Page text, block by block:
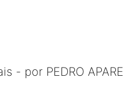
por PEDRO